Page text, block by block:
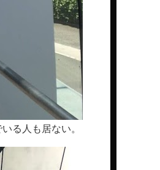
る人も居ない。